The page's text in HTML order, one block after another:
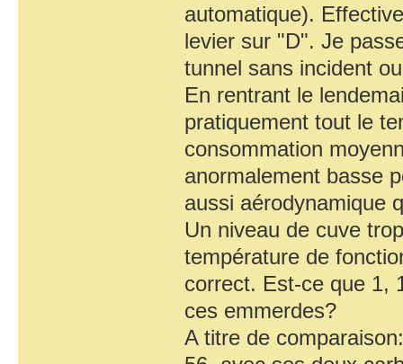
automatique).
levier sur "D". Je
tunnel sans incident
En rentrant le
pratiquement tout le
consommation
anormalement basse
aussi aérodynamique
Un niveau de cuve
température de
correct. Est-ce que 1,
ces emmerdes?
A titre de